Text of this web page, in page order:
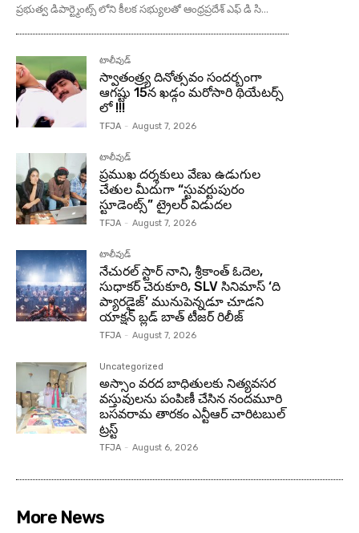
ప్రభుత్వ డిపార్ట్మెంట్స్ లోని కీలక సభ్యులతో ఆంధ్రప్రదేశ్ ఎఫ్ డి సి...
టాలీవుడ్
స్వాతంత్ర్య దినోత్సవం సందర్బంగా
ఆగష్టు 15న ఖడ్గం మరోసారి థియేటర్స్
లో !!!
TFJA - August 7, 2026
టాలీవుడ్
ప్రముఖ దర్శకులు వేణు ఉడుగుల
చేతుల మీదుగా “స్టువర్టుపురం
స్టూడెంట్స్” ట్రైలర్ విడుదల
TFJA - August 7, 2026
టాలీవుడ్
నేచురల్ స్టార్ నాని, శ్రీకాంత్ ఓదెల,
సుధాకర్ చెరుకూరి, SLV సినిమాస్ ‘ది
ప్యారడైజ్’ మునుపెన్నడూ చూడని
యాక్షన్ బ్లడ్ బాత్ టీజర్ రిలీజ్
TFJA - August 7, 2026
Uncategorized
అస్సాం వరద బాధితులకు నిత్యవసర
వస్తువులను పంపిణీ చేసిన నందమూరి
బసవరామ తారకం ఎన్టీఆర్ చారిటబుల్
ట్రస్ట్
TFJA - August 6, 2026
More News